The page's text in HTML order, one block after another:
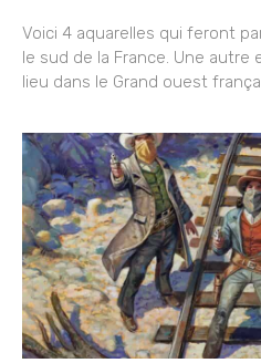
Voici 4 aquarelles qui feront
le sud de la France. Une
lieu dans le Grand ouest